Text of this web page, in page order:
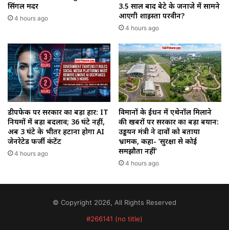
सिंगल मदर
4 hours ago
3.5 साल बाद बेटे के जनाजे में सामने
आएगी शाइस्ता परवीन?
4 hours ago
डीपफेक पर सरकार का बड़ा प्रहार: IT
नियमों में बड़ा बदलाव; 36 घंटे नहीं,
अब 3 घंटे के भीतर हटाना होगा AI
जेनरेटेड फर्जी कंटेंट
4 hours ago
विमानों के ईंधन में एथेनॉल मिलाने
की खबरों पर सरकार का बड़ा बयान:
उड्डयन मंत्री ने दावों को बताया
भ्रामक, कहा- ‘सुरक्षा से कोई
समझौता नहीं’
4 hours ago
© Copyright 2026, All Rights Reserved
#266141 (no title)